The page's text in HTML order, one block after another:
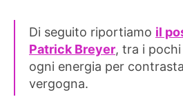
Di seguito riportiamo il
Patrick Breyer, tra i
ogni energia per
vergogna.